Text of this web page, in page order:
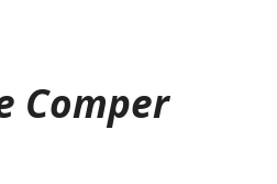
Comper